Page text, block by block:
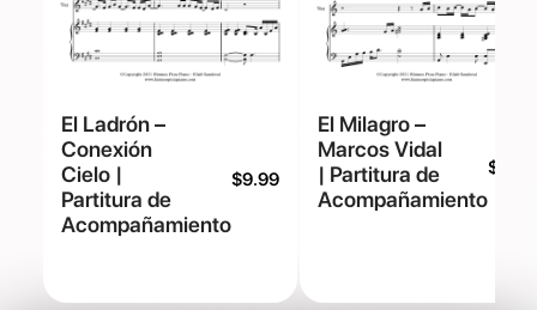
El Ladrón –
Conexión
Cielo |
Partitura de
Acompañamiento
$9.99
El Milagro –
Marcos Vidal
| Partitura de
Acompañamiento
$